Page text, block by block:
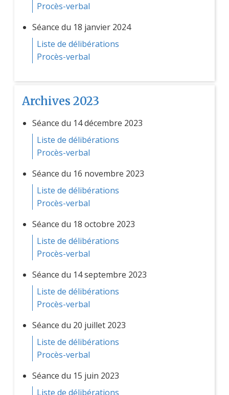
Procès-verbal
Séance du 18 janvier 2024
Liste de délibérations
Procès-verbal
Archives 2023
Séance du 14 décembre 2023
Liste de délibérations
Procès-verbal
Séance du 16 novembre 2023
Liste de délibérations
Procès-verbal
Séance du 18 octobre 2023
Liste de délibérations
Procès-verbal
Séance du 14 septembre 2023
Liste de délibérations
Procès-verbal
Séance du 20 juillet 2023
Liste de délibérations
Procès-verbal
Séance du 15 juin 2023
Liste de délibérations